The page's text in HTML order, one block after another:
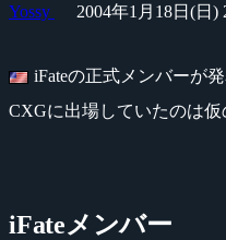
Yossy 2004年1月18日(日)
iFateの正式メンバーが
CXGに出場していたのは仮
iFateメンバー